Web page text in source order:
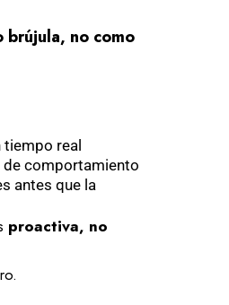
brújula, no como
real
comportamiento
antes que la
proactiva, no